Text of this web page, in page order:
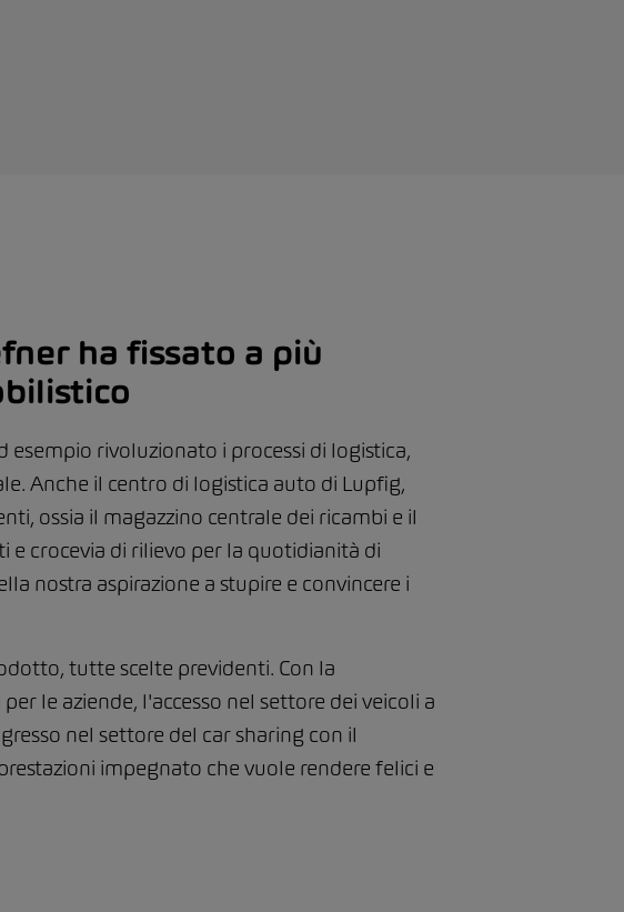
ha fissato a più
esempio rivoluzionato i processi di logistica,
Anche il centro di logistica auto di Lupfig,
ossia il magazzino centrale dei ricambi e il
crocevia di rilievo per la quotidianità di
nostra aspirazione a stupire e convincere i
tutte scelte previdenti. Con la
le aziende, l'accesso nel settore dei veicoli a
nel settore del car sharing con il
impegnato che vuole rendere felici e